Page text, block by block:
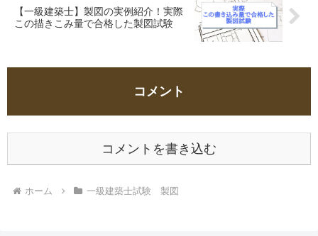
【一級建築士】製図の実例紹介！実際
この描きこみ量で合格した製図試験
コメント
コメントを書き込む
ホーム 一級建築士試験 製図